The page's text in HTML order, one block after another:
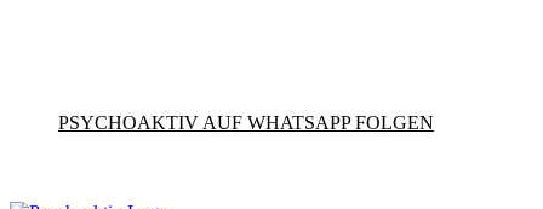
PSYCHOAKTIV AUF WHATSAPP FOLGEN